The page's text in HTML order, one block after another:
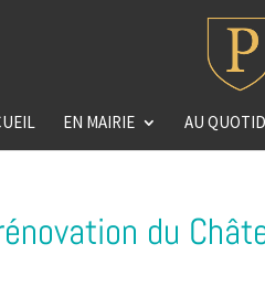
EN MAIRIE AU
du